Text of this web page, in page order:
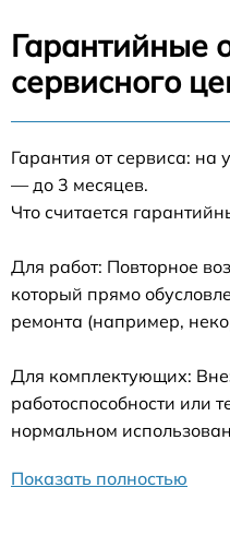
Гарантийные
сервисного
Гарантия от сервиса: на
— до 3 месяцев.
Что считается
Для работ: Повторное
который прямо
ремонта (например,
Для комплектующих:
работоспособности или
нормальном
Показать полностью